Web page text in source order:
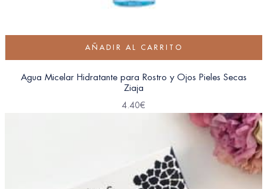
AÑADIR AL CARRITO
Agua Micelar Hidratante para Rostro y Ojos Pieles Secas
Ziaja
4.40€